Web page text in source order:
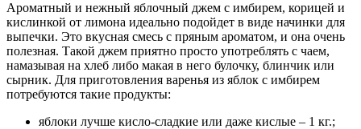
Ароматный и нежный яблочный джем с имбирем, корицей и
кислинкой от лимона идеально подойдет в виде начинки для
выпечки. Это вкусная смесь с пряным ароматом, и она очень
полезная. Такой джем приятно просто употреблять с чаем,
намазывая на хлеб либо макая в него булочку, блинчик или
сырник. Для приготовления варенья из яблок с имбирем
потребуются такие продукты:
яблоки лучше кисло-сладкие или даже кислые – 1 кг.;